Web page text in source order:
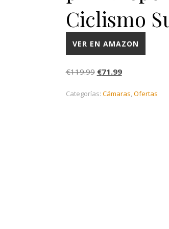
Ciclismo
VER EN AMAZON
€119.99 El precio original era:
€71.99El precio
Categorías: Cámaras,Ofertas